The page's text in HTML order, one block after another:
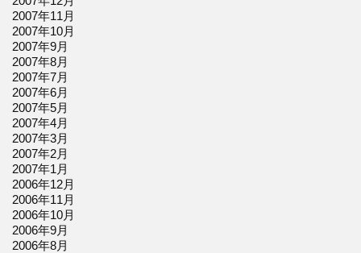
2007年11月
2007年10月
2007年9月
2007年8月
2007年7月
2007年6月
2007年5月
2007年4月
2007年3月
2007年2月
2007年1月
2006年12月
2006年11月
2006年10月
2006年9月
2006年8月